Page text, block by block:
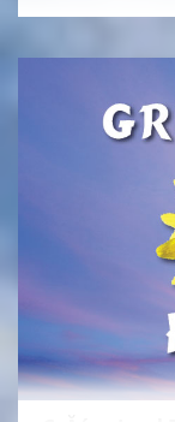
Naturfreunde,
gepflegten
Support sowie
knisternde
Zum
Freundeskreis
urigen
Sterngucken
â€Ś fehlt
> 'Green